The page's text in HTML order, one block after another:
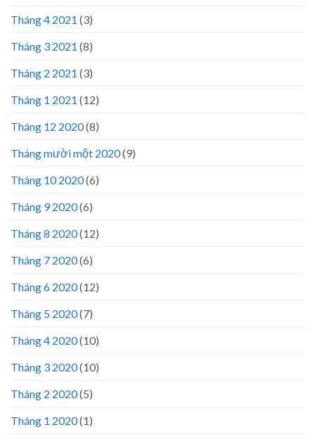
Tháng 4 2021 (3)
Tháng 3 2021 (8)
Tháng 2 2021 (3)
Tháng 1 2021 (12)
Tháng 12 2020(8)
Tháng mười một 2020(9)
Tháng 10 2020(6)
Tháng 9 2020(6)
Tháng 8 2020(12)
Tháng 7 2020(6)
Tháng 6 2020(12)
Tháng 5 2020(7)
Tháng 4 2020(10)
Tháng 3 2020(10)
Tháng 2 2020(5)
Tháng 1 2020(1)